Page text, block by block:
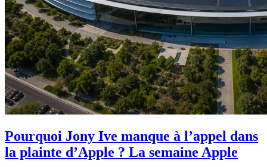
Pourquoi Jony Ive manque à l’appel dans
la plainte d’Apple ? La semaine Apple